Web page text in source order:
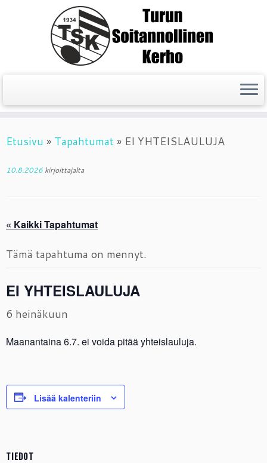
toEtusivu » Tapahtumat» EI YHTEISLAULUJA
10.8.2026 kirjoittajalta
« Kaikki Tapahtumat
Tämä tapahtuma on mennyt.
EI YHTEISLAULUJA
6 heinäkuun
Maanantaina 6.7. ei voida pitää yhteislauluja.
Lisää kalenteriin
TIEDOT